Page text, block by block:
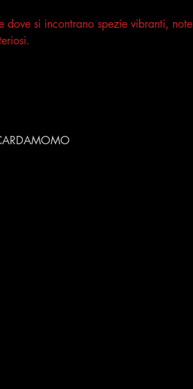
dove si incontrano spezie vibranti, note